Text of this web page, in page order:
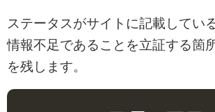
ステータスがサイトに記載してい
情報不足であることを立証する箇
を残します。